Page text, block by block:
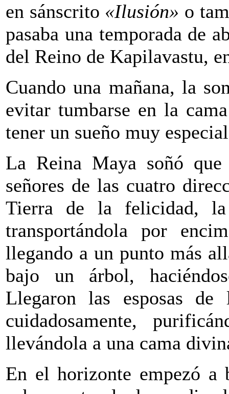
en sánscrito «Ilusión» o
pasaba una temporada de
del Reino de Kapilavastu,
Cuando una mañana, la
evitar tumbarse en la
tener un sueño muy
La Reina Maya soñó
señores de las cuatro
Tierra de la felicidad,
transportándola por
llegando a un punto más
bajo un árbol,
Llegaron las esposas
cuidadosamente,
llevándola a una cama
En el horizonte empezó a